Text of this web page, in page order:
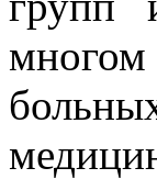
многом